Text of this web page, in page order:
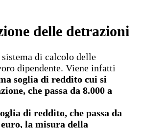
delle detrazioni
di calcolo delle
dipendente. Viene infatti
soglia di reddito cui si
che passa da 8.000 a
di reddito, che passa da
euro, la misura della